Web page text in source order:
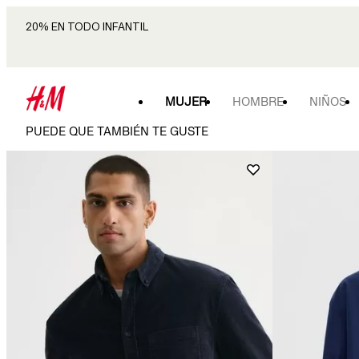
20% EN TODO INFANTIL
MUJER HOMBRE NIÑOS
PUEDE QUE TAMBIÉN TE GUSTE